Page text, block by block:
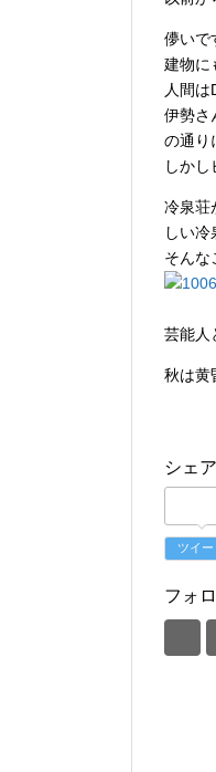
儚いで
建物に
人間
伊勢さ
の通り
しかし
冷泉荘
しい冷
そんな
芸能人
秋は黄
シェ
ツイー
フォ